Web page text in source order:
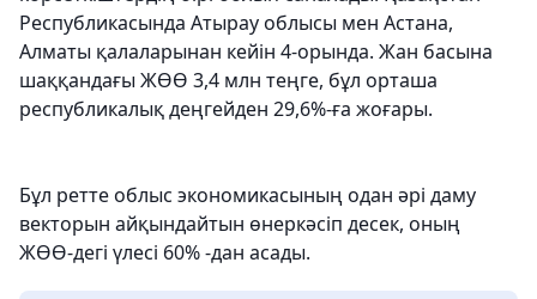
Республикасында Атырау облысы мен Астана,
Алматы қалаларынан кейін 4-орында. Жан басына
шаққандағы ЖӨӨ 3,4 млн теңге, бұл орташа
республикалық деңгейден 29,6%-ға жоғары.
Бұл ретте облыс экономикасының одан әрі даму
векторын айқындайтын өнеркәсіп десек, оның
ЖӨӨ-дегі үлесі 60% -дан асады.